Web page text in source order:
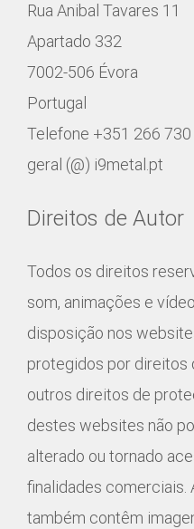
Rua Anibal Tavares 11
Apartado 332
7002-506 Évora
Portugal
Telefone +351 266 730
geral (@) i9metal.pt
Direitos de Autor
Todos os direitos
som, animações e
disposição nos
protegidos por direitos
outros direitos de
destes websites não
alterado ou tornado
finalidades comerciais.
também contêm